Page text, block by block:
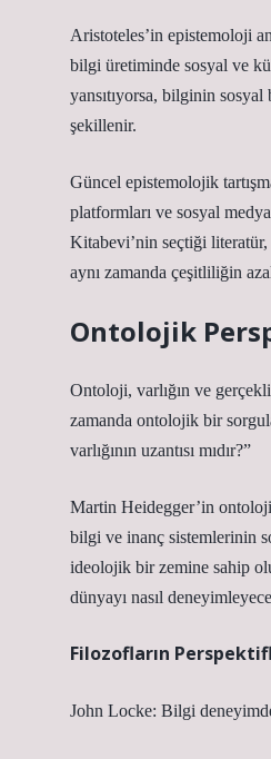
Aristoteles’in epistemoloji
bilgi üretiminde sosyal ve
yansıtıyorsa, bilginin
şekillenir.
Güncel epistemolojik
platformları ve sosyal
Kitabevi’nin seçtiği
aynı zamanda çeşitliliğin
Ontolojik
Ontoloji, varlığın ve
zamanda ontolojik bir
varlığının uzantısı mıdır?”
Martin Heidegger’in
bilgi ve inanç sistemlerinin
ideolojik bir zemine sahip
dünyayı nasıl
Filozofların
John Locke: Bilgi